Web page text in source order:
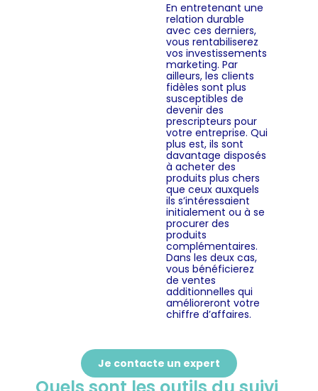
En entretenant une
relation durable
avec ces derniers,
vous rentabiliserez
vos investissements
marketing. Par
ailleurs, les clients
fidèles sont plus
susceptibles de
devenir des
prescripteurs pour
votre entreprise. Qui
plus est, ils sont
davantage disposés
à acheter des
produits plus chers
que ceux auxquels
ils s’intéressaient
initialement ou à se
procurer des
produits
complémentaires.
Dans les deux cas,
vous bénéficierez
de ventes
additionnelles qui
amélioreront votre
chiffre d’affaires.
Je contacte un expert